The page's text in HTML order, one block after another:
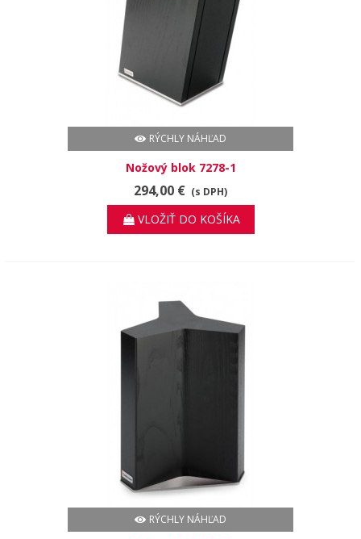
RÝCHLY NÁHĽAD
Nožový blok 7278-1
294,00 € (s DPH)
VLOŽIŤ DO KOŠÍKA
RÝCHLY NÁHĽAD